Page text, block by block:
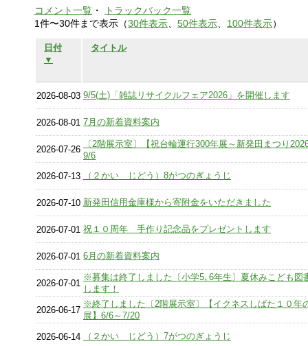
コメント一覧 ・
トラックバック一覧
1件〜30件まで表示（30件表示 50件表示 100件表示）
日付
▼
タイトル
2026-08-03 9/5(土)「雑誌リサイクルフェア2026」を開催します
2026-08-01 7月の新着資料案内
2026-07-26
〔2階展示室〕【祝台輪運行300年展～新発田まつり
9/6
2026-07-13
（２かい じどう）8がつのぎょうじ
2026-07-10 新発田信用金庫様から寄附金をいただきました
2026-07-01 祝１０周年 手作り記念品をプレゼントします
2026-07-01 6月の新着資料案内
2026-07-01
※募集は終了しました〔小学5､6年生〕夏休みこども図
します！
2026-06-17
※終了しました〔2階展示室〕【イクネスしばた１０年
展】6/6～7/20
2026-06-14 （２かい じどう）7がつのぎょうじ